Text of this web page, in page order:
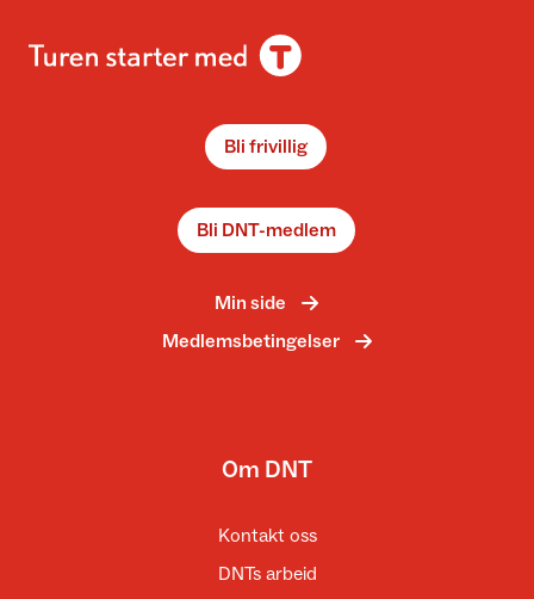
Bli frivillig
Bli DNT-medlem
Min side
Medlemsbetingelser
Om DNT
Kontakt oss
DNTs arbeid